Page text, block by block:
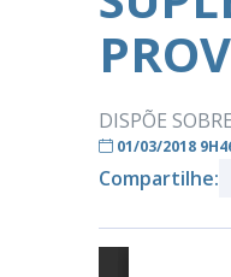
DISPÕE
01/03/2018
Compartilhe: